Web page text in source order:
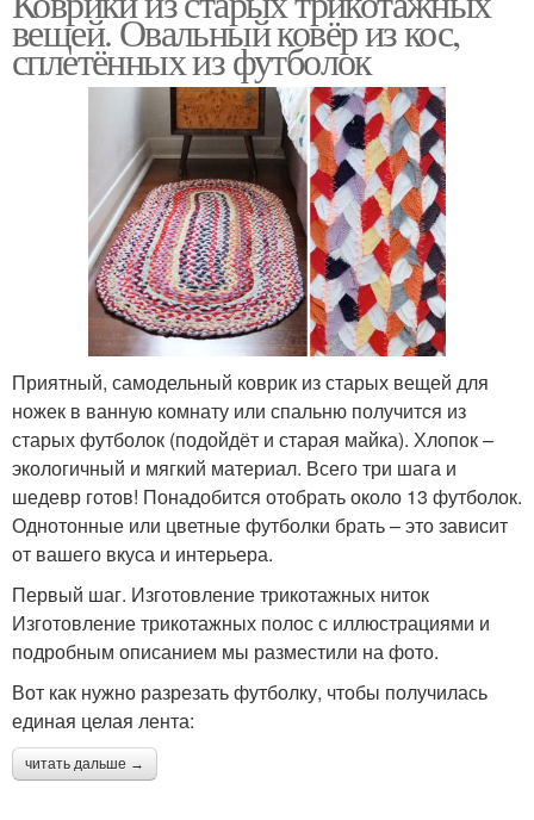
вещей. Овальный ковёр из кос,
сплетённых из футболок
Приятный, самодельный коврик из старых вещей для
ножек в ванную комнату или спальню получится из
старых футболок (подойдёт и старая майка). Хлопок –
экологичный и мягкий материал. Всего три шага и
шедевр готов! Понадобится отобрать около 13 футболок.
Однотонные или цветные футболки брать – это зависит
от вашего вкуса и интерьера.
Первый шаг. Изготовление трикотажных ниток
Изготовление трикотажных полос с иллюстрациями и
подробным описанием мы разместили на фото.
Вот как нужно разрезать футболку, чтобы получилась
единая целая лента:
читать дальше →